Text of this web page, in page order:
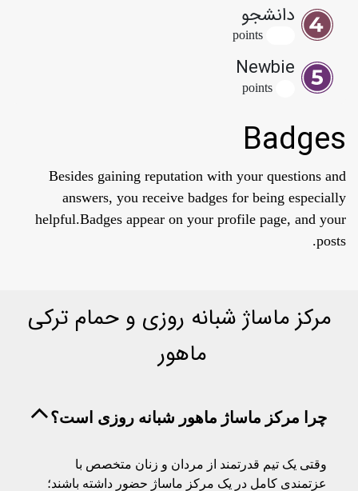
دانشجو
s
Newbie
s
Badges
Besides gaining reputation with your questions and
answers, you receive badges for being especially
helpful.Badges appear on your profile page, and your
posts.
مرکز ماساژ شبانه روزی و حمام ترکی
ماهور
چرا مرکز ماساژ ماهور شبانه روزی است؟
وقتی یک تیم قدرتمند از مردان و زنان متخصص با
عزتمندی کامل در یک مرکز ماساژ حضور داشته باشند؛